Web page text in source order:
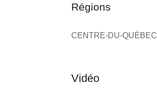
Régions
CENTRE-DU-QUÉBEC